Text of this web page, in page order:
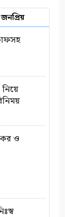
জনপ্রিয়
ও